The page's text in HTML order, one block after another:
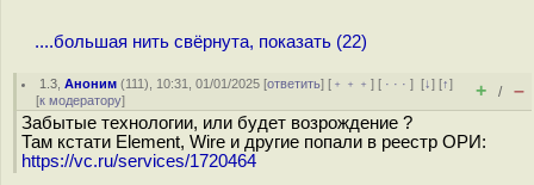
....большая нить свёрнута, показать (22)
1.3 ,Аноним (111), 10:31, 01/01/2025 [ответить] [ ﹢﹢﹢] [ · · ·][↓] [↑]
[к модератору] + / –
Забытые технологии, или будет возрождение ?
Там кстати Element, Wire и другие попали в реестр ОРИ:
https://vc.ru/services/1720464